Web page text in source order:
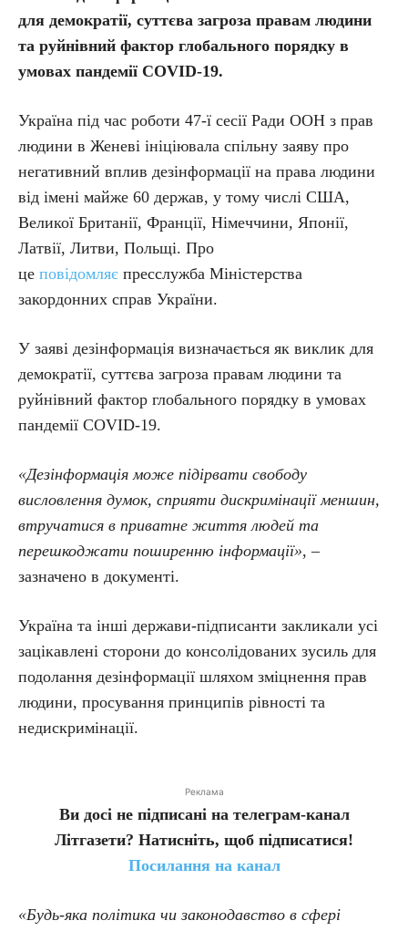
для демократії, суттєва загроза правам людини
та руйнівний фактор глобального порядку в
умовах пандемії COVID-19.
Україна під час роботи 47-ї сесії Ради ООН з прав
людини в Женеві ініціювала спільну заяву про
негативний вплив дезінформації на права людини
від імені майже 60 держав, у тому числі США,
Великої Британії, Франції, Німеччини, Японії,
Латвії, Литви, Польщі. Про
це повідомляє пресслужба Міністерства
закордонних справ України.
У заяві дезінформація визначається як виклик для
демократії, суттєва загроза правам людини та
руйнівний фактор глобального порядку в умовах
пандемії COVID-19.
«Дезінформація може підірвати свободу
висловлення думок, сприяти дискримінації меншин,
втручатися в приватне життя людей та
перешкоджати поширенню інформації», –
зазначено в документі.
Україна та інші держави-підписанти закликали усі
зацікавлені сторони до консолідованих зусиль для
подолання дезінформації шляхом зміцнення прав
людини, просування принципів рівності та
недискримінації.
Реклама
Ви досі не підписані на телеграм-канал
Літгазети? Натисніть, щоб підписатися!
Посилання на канал
«Будь-яка політика чи законодавство в сфері